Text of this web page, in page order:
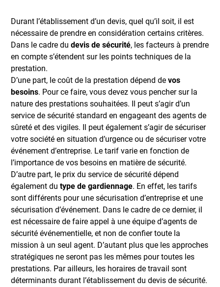
Durant l’établissement d’un devis, quel qu’il soit, il est
nécessaire de prendre en considération certains critères.
Dans le cadre dudevis de sécurité, les facteurs à prendre
en compte s’étendent sur les points techniques de la
prestation.
D’une part, le coût de la prestation dépend devos
besoins. Pour ce faire, vous devez vous pencher sur la
nature des prestations souhaitées. Il peut s’agir d’un
service de sécurité standard en engageant des agents de
sûreté et des vigiles. Il peut également s’agir de sécuriser
votre société en situation d’urgence ou de sécuriser votre
événement d’entreprise. Le tarif varie en fonction de
l’importance de vos besoins en matière de sécurité.
D’autre part, le prix du service de sécurité dépend
également du type de gardiennage. En effet, les tarifs
sont différents pour une sécurisation d’entreprise et une
sécurisation d’événement. Dans le cadre de ce dernier, il
est nécessaire de faire appel à une équipe d’agents de
sécurité événementielle, et non de confier toute la
mission à un seul agent. D’autant plus que les approches
stratégiques ne seront pas les mêmes pour toutes les
prestations. Par ailleurs, les horaires de travail sont
déterminants durant l’établissement du devis de sécurité.